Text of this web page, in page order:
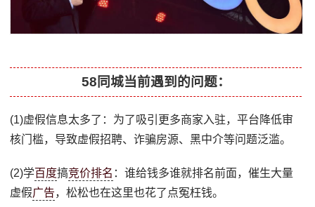
58同城当前遇到的问题：
(1)虚假信息太多了：为了吸引更多商家入驻，平台降低审
核门槛，导致虚假招聘、诈骗房源、黑中介等问题泛滥。
(2)学百度搞竞价排名 ：谁给钱多谁就排名前面，催生大量
虚假广告，松松也在这里也花了点冤枉钱。